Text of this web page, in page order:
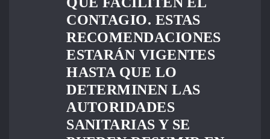
CONTAGIO. ESTAS
RECOMENDACIONES
ESTARÁN VIGENTES
HASTA QUE LO
DETERMINEN LAS
AUTORIDADES
SANITARIAS Y SE